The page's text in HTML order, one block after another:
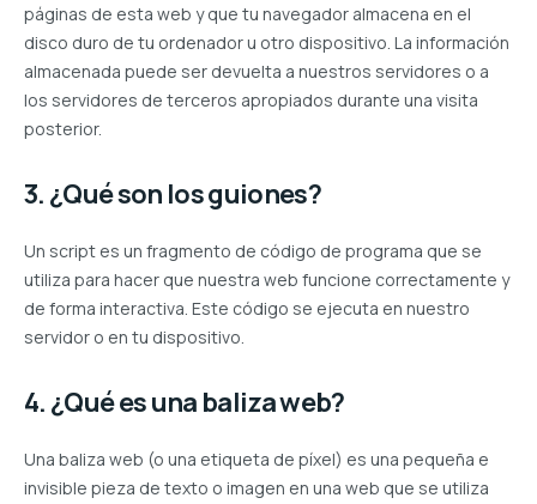
páginas de esta web y que tu navegador almacena en el
disco duro de tu ordenador u otro dispositivo. La información
almacenada puede ser devuelta a nuestros servidores o a
los servidores de terceros apropiados durante una visita
posterior.
3. ¿Qué son los guiones?
Un script es un fragmento de código de programa que se
utiliza para hacer que nuestra web funcione correctamente y
de forma interactiva. Este código se ejecuta en nuestro
servidor o en tu dispositivo.
4. ¿Qué es una baliza web?
Una baliza web (o una etiqueta de píxel) es una pequeña e
invisible pieza de texto o imagen en una web que se utiliza